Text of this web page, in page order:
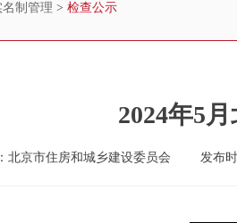
制管理 > 检查公示
2024年5
北京市住房和城乡建设委员会 发布